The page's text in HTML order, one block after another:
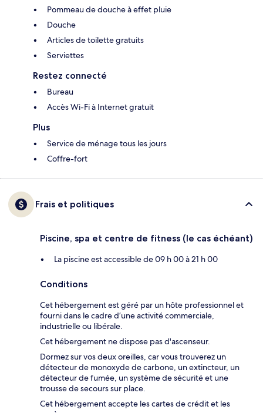
Pommeau de douche à effet pluie
Douche
Articles de toilette gratuits
Serviettes
Restez connecté
Bureau
Accès Wi-Fi à Internet gratuit
Plus
Service de ménage tous les jours
Coffre-fort
Frais et politiques
Piscine, spa et centre de fitness (le cas échéant)
La piscine est accessible de 09 h 00 à 21 h 00
Conditions
Cet hébergement est géré par un hôte professionnel et
fourni dans le cadre d’une activité commerciale,
industrielle ou libérale.
Cet hébergement ne dispose pas d'ascenseur.
Dormez sur vos deux oreilles, car vous trouverez un
détecteur de monoxyde de carbone, un extincteur, un
détecteur de fumée, un système de sécurité et une
trousse de secours sur place.
Cet hébergement accepte les cartes de crédit et les